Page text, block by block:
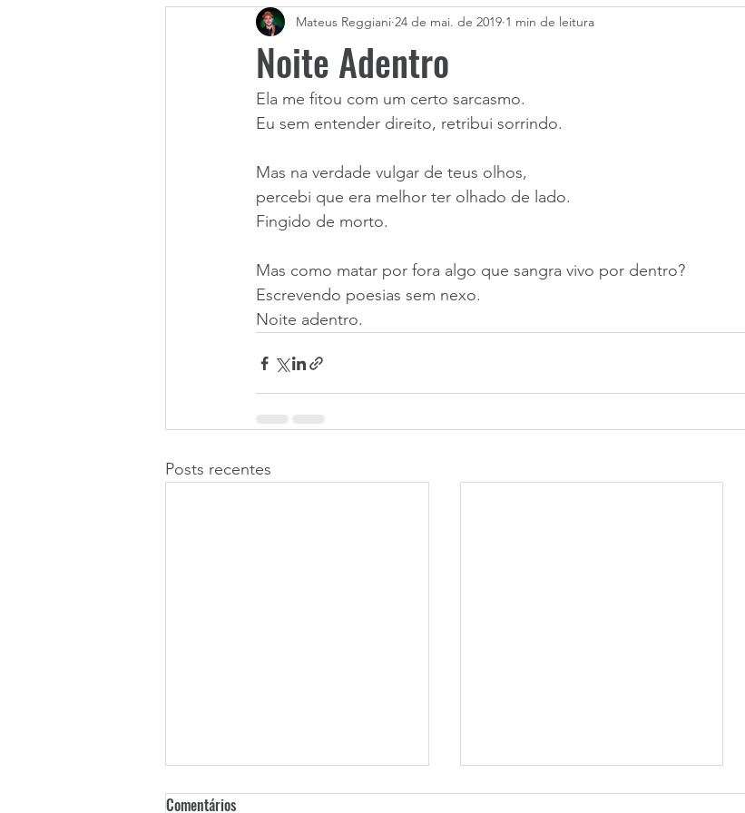
Noite Adentro
Mateus Reggiani 24 de mai. de 2019 1 min de leitura
Ela me fitou com um certo sarcasmo.
Eu sem entender direito, retribui sorrindo.
Mas na verdade vulgar de teus olhos,
percebi que era melhor ter olhado de lado.
Fingido de morto.
Mas como matar por fora algo que sangra vivo por dentro?
Escrevendo poesias sem nexo.
Noite adentro.
Posts recentes
Comentários